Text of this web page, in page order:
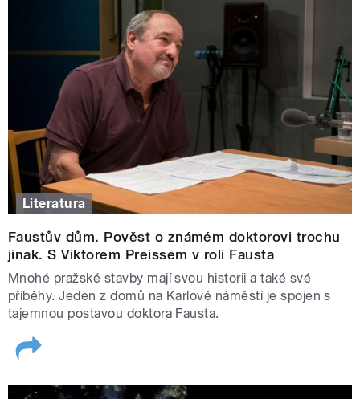
naživo. Nenechte si ujít zajímavosti a tipy na výlety
strašidelném Česku.
GoGen logo | foto: Eta a.s.
Digitální rádia DAB+ do soutěží věnovala značka GoGEN
Literatura
Faustův dům. Pověst o známém doktorovi trochu
jinak. S Viktorem Preissem v roli Fausta
Mnohé pražské stavby mají svou historii a také své
příběhy. Jeden z domů na Karlově náměstí je spojen s
tajemnou postavou doktora Fausta.